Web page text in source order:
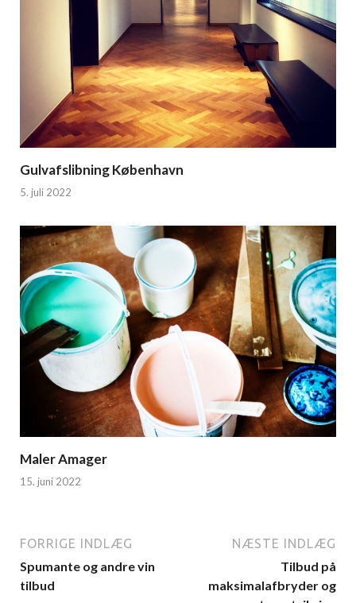
Gulvafslibning København
5. juli 2022
Maler Amager
15. juni 2022
FORRIGE INDLÆG
Spumante og andre vin
tilbud
NÆSTE INDLÆG
Tilbud på
maksimalafbryder og